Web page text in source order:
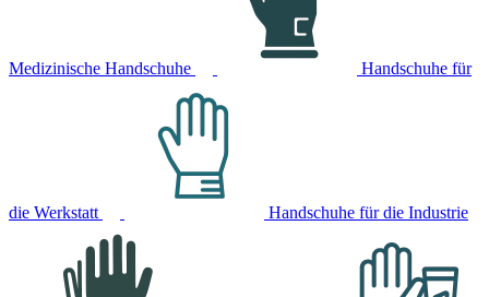
Medizinische Handschuhe Handschuhe für
die Werkstatt Handschuhe für die Industrie